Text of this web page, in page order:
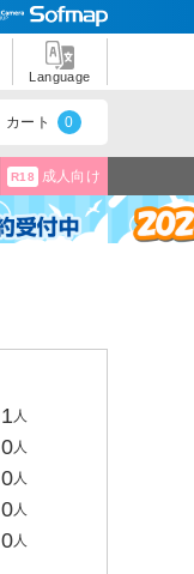
Language
カート 0
R18 成人向け
1人
0人
0人
0人
0人